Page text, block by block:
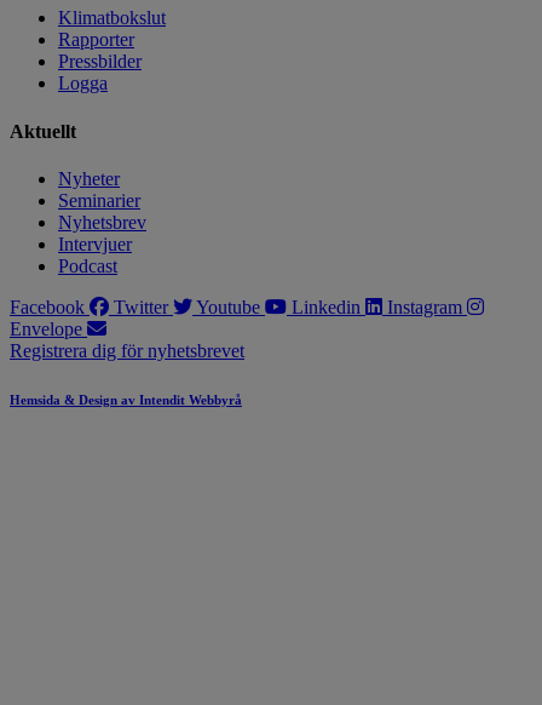
Klimatbokslut
Rapporter
Pressbilder
Logga
Aktuellt
Nyheter
Seminarier
Nyhetsbrev
Intervjuer
Podcast
Facebook
Twitter Youtube Linkedin
Instagram
Envelope
Registrera dig för nyhetsbrevet
Hemsida & Design av Intendit Webbyrå